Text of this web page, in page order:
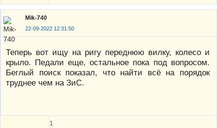
Mik-740
22-09-2022 12:31:50
Теперь вот ищу на ригу переднюю вилку, колесо и
крыло. Педали еще, остальное пока под вопросом.
Беглый поиск показал, что найти всё на порядок
труднее чем на ЗиС.
1